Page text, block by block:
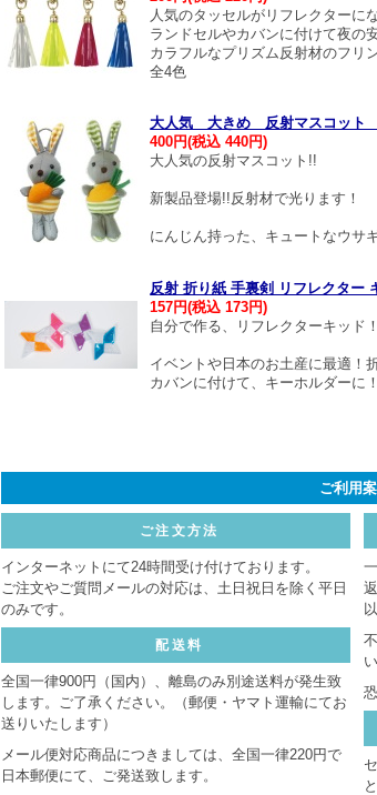
人気のタッセルがリフレクターに
ランドセルやカバンに付けて夜の
カラフルなプリズム反射材のフリ
全4色
大人気 大きめ 反射マスコット
400円(税込 440円)
大人気の反射マスコット!!
新製品登場!!反射材で光ります！
にんじん持った、キュートなウサ
反射 折り紙 手裏剣 リフレクター
157円(税込 173円)
自分で作る、リフレクターキッド！
イベントや日本のお土産に最適！
カバンに付けて、キーホルダーに
ご利用
ご注文方法
インターネットにて24時間受け付けております。
ご注文やご質問メールの対応は、土日祝日を除く平日
のみです。
配送料
全国一律900円（国内）、離島のみ別途送料が発生致
します。ご了承ください。（郵便・ヤマト運輸にてお
送りいたします）
メール便対応商品につきましては、全国一律220円で
日本郵便にて、ご発送致します。